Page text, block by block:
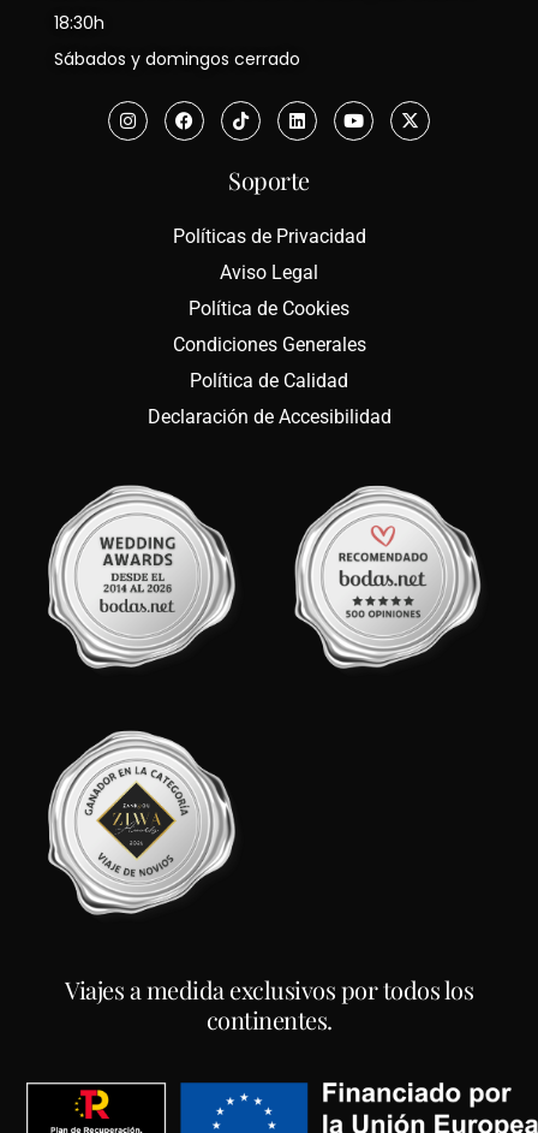
18:30h
Sábados y domingos cerrado
Soporte
Políticas de Privacidad
Aviso Legal
Política de Cookies
Condiciones Generales
Política de Calidad
Declaración de Accesibilidad
Viajes a medida exclusivos por todos los
continentes.